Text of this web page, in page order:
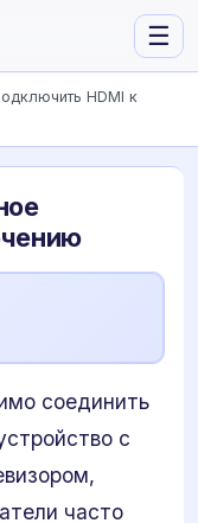
☰
HDMI к
соединить
с
часто